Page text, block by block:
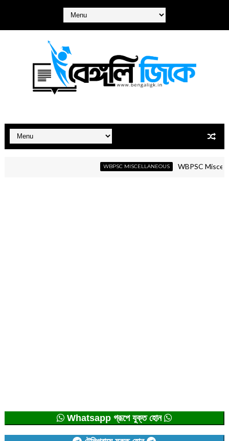
WBPSC MISCELLANEOUS WBPSC
Whatsapp গ্রূপে যুক্ত হোন